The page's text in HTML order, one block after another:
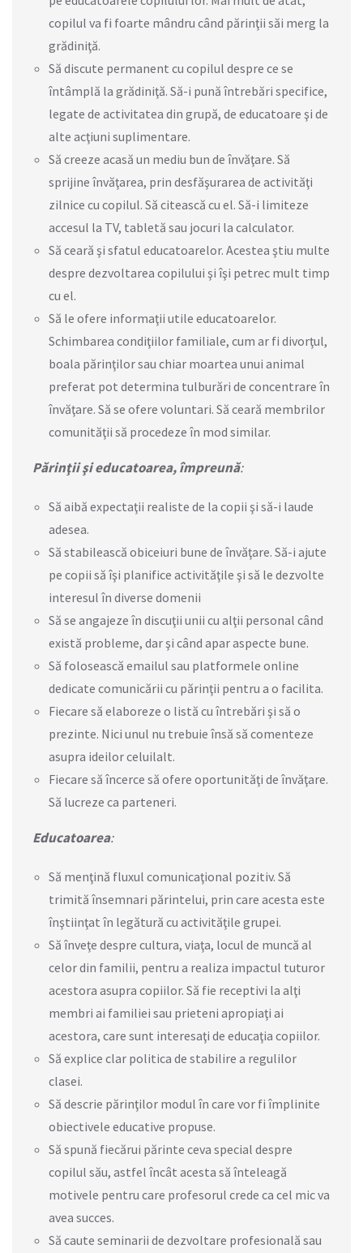
copilul va fi foarte mândru când părinţii săi merg la
grădiniţă.
Să discute permanent cu copilul despre ce se
întâmplă la grădiniţă. Să-i pună întrebări specifice,
legate de activitatea din grupă, de educatoare şi de
alte acţiuni suplimentare.
Să creeze acasă un mediu bun de învăţare. Să
sprijine învăţarea, prin desfăşurarea de activităţi
zilnice cu copilul. Să citească cu el. Să-i limiteze
accesul la TV, tabletă sau jocuri la calculator.
Să ceară şi sfatul educatoarelor. Acestea ştiu multe
despre dezvoltarea copilului şi îşi petrec mult timp
cu el.
Să le ofere informaţii utile educatoarelor.
Schimbarea condiţiilor familiale, cum ar fi divorţul,
boala părinţilor sau chiar moartea unui animal
preferat pot determina tulburări de concentrare în
învăţare. Să se ofere voluntari. Să ceară membrilor
comunităţii să procedeze în mod similar.
Părinţii şi educatoarea, împreună:
Să aibă expectaţii realiste de la copii şi să-i laude
adesea.
Să stabilească obiceiuri bune de învăţare. Să-i ajute
pe copii să îşi planifice activităţile şi să le dezvolte
interesul în diverse domenii
Să se angajeze în discuţii unii cu alţii personal când
există probleme, dar şi când apar aspecte bune.
Să folosească emailul sau platformele online
dedicate comunicării cu părinţii pentru a o facilita.
Fiecare să elaboreze o listă cu întrebări şi să o
prezinte. Nici unul nu trebuie însă să comenteze
asupra ideilor celuilalt.
Fiecare să încerce să ofere oportunităţi de învăţare.
Să lucreze ca parteneri.
Educatoarea:
Să menţină fluxul comunicaţional pozitiv. Să
trimită însemnari părintelui, prin care acesta este
înştiinţat în legătură cu activităţile grupei.
Să înveţe despre cultura, viaţa, locul de muncă al
celor din familii, pentru a realiza impactul tuturor
acestora asupra copiilor. Să fie receptivi la alţi
membri ai familiei sau prieteni apropiaţi ai
acestora, care sunt interesaţi de educaţia copiilor.
Să explice clar politica de stabilire a regulilor
clasei.
Să descrie părinţilor modul în care vor fi împlinite
obiectivele educative propuse.
Să spună fiecărui părinte ceva special despre
copilul său, astfel încât acesta să înteleagă
motivele pentru care profesorul crede ca cel mic va
avea succes.
Să caute seminarii de dezvoltare profesională sau